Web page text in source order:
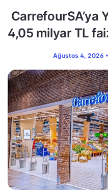
CarrefourSA’ya
4,05 milyar TL
Ağustos 4, 2026